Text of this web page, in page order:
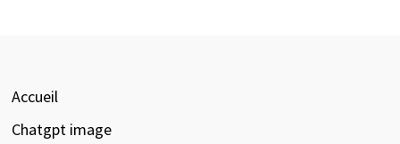
Accueil
Chatgpt image